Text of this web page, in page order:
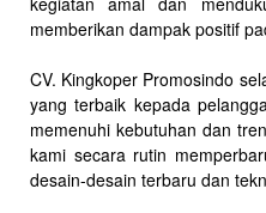
memberikan dampak positif
CV. Kingkoper Promosindo
yang terbaik kepada
memenuhi kebutuhan dan
kami secara rutin
desain-desain terbaru dan